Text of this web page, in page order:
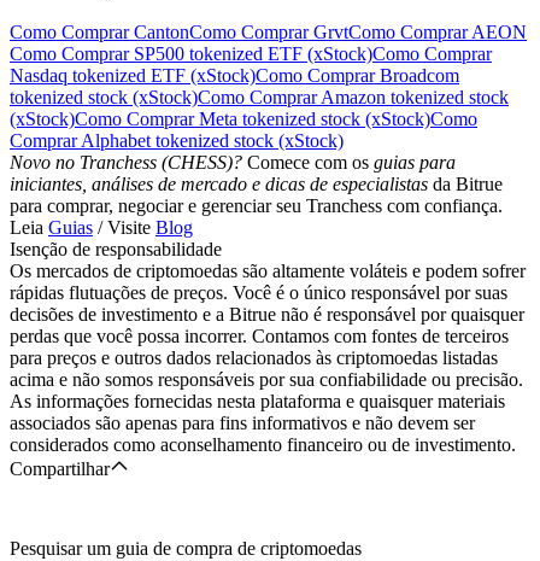
Como Comprar CantonComo Comprar GrvtComo Comprar AEON
Como Comprar SP500 tokenized ETF (xStock)Como Comprar
Nasdaq tokenized ETF (xStock)Como Comprar Broadcom
tokenized stock (xStock)Como Comprar Amazon tokenized stock
(xStock)Como Comprar Meta tokenized stock (xStock)Como
Comprar Alphabet tokenized stock (xStock)
Novo no Tranchess (CHESS)? Comece com os guias para
iniciantes, análises de mercado e dicas de especialistas da Bitrue
para comprar, negociar e gerenciar seu Tranchess com confiança.
Leia Guias / Visite Blog
Isenção de responsabilidade
Os mercados de criptomoedas são altamente voláteis e podem sofrer
rápidas flutuações de preços. Você é o único responsável por suas
decisões de investimento e a Bitrue não é responsável por quaisquer
perdas que você possa incorrer. Contamos com fontes de terceiros
para preços e outros dados relacionados às criptomoedas listadas
acima e não somos responsáveis por sua confiabilidade ou precisão.
As informações fornecidas nesta plataforma e quaisquer materiais
associados são apenas para fins informativos e não devem ser
considerados como aconselhamento financeiro ou de investimento.
Compartilhar
Pesquisar um guia de compra de criptomoedas